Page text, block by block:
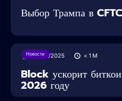
Выбор Трампа в
Новости
28/05/2025 < 1 M
Block ускорит
2026 году